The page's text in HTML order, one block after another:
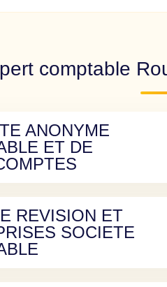
comptable
ANONYME
ET DE
REVISION ET
SOCIETE